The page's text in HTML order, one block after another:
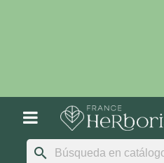
search